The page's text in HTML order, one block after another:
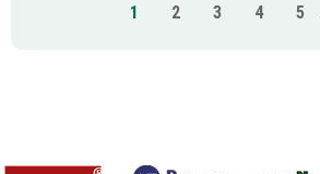
1 2 3 4 5